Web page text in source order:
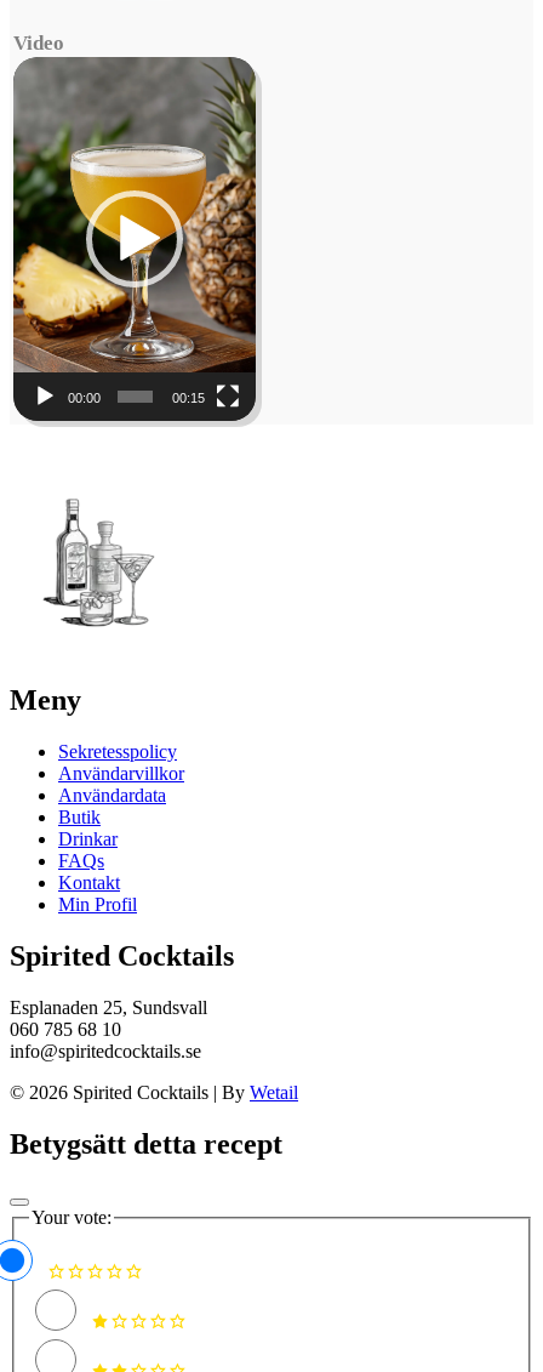
Video
Video
00:00 00:15
Meny
Sekretesspolicy
Användarvillkor
Användardata
Butik
Drinkar
FAQs
Kontakt
Min Profil
Spirited Cocktails
Esplanaden 25, Sundsvall
060 785 68 10
info@spiritedcocktails.se
© 2026 Spirited Cocktails | By Wetail
Betygsätt detta recept
Your vote: